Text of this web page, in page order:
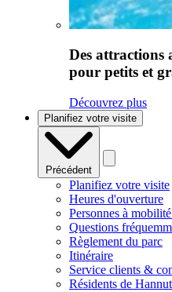
Des attractions
pour petits et
Découvrez plus
Planifiez votre visite
Précédent
Planifiez votre visite
Heures d'ouverture
Personnes à
Questions
Règlement du parc
Itinéraire
Service clients &
Résidents de